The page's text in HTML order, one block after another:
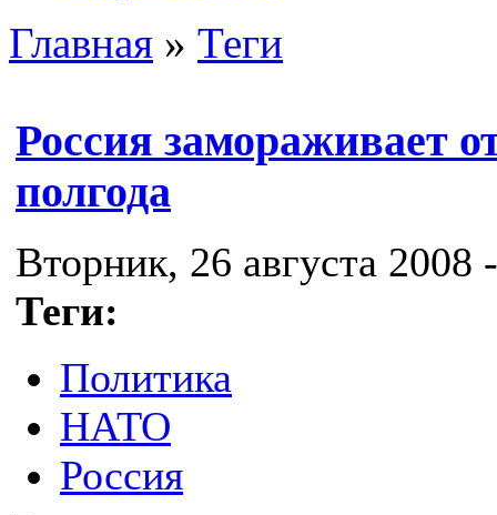
Главная » Теги
Россия замораживает
полгода
Вторник, 26 августа 2008
Теги:
Политика
НАТО
Россия